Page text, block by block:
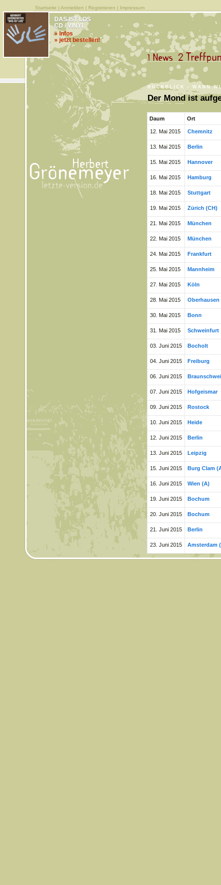
Startseite | Anmelden | Registrieren | Impressum
RÜCKBLICK - WANN
Der Mond ist
DAS IST LOS
CD / VINYL
» Infos
» jetzt bestellen!
Daum Ort
12. Mai 2015 Chemnitz
13. Mai 2015 Berlin
15. Mai 2015 Hannover
16. Mai 2015 Hamburg
18. Mai 2015 Stuttgart
19. Mai 2015 Zürich (CH)
21. Mai 2015 München
22. Mai 2015 München
24. Mai 2015 Frankfurt
25. Mai 2015 Mannheim
27. Mai 2015 Köln
28. Mai 2015 Oberhausen
30. Mai 2015 Bonn
31. Mai 2015 Schweinfurt
03. Juni 2015 Bocholt
04. Juni 2015 Freiburg
06. Juni 2015
07. Juni 2015 Hofgeismar
09. Juni 2015 Rostock
10. Juni 2015 Heide
12. Juni 2015 Berlin
13. Juni 2015 Leipzig
15. Juni 2015 Burg Clam
16. Juni 2015 Wien (A)
19. Juni 2015 Bochum
20. Juni 2015 Bochum
21. Juni 2015 Berlin
23. Juni 2015 Amsterdam